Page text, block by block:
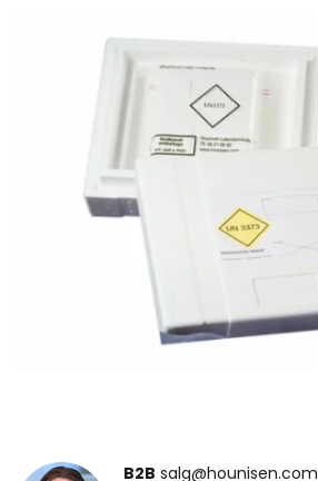
B2B salg@hounisen.com